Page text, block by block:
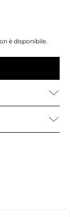
è disponibile.